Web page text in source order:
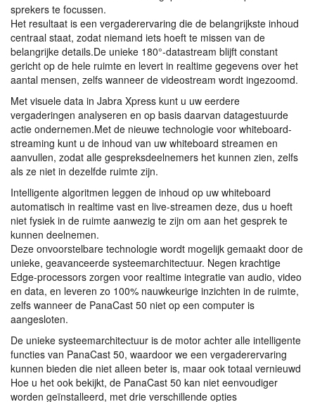
sprekers te focussen.
Het resultaat is een vergaderervaring die de belangrijkste inhoud
centraal staat, zodat niemand iets hoeft te missen van de
belangrijke details.De unieke 180°-datastream blijft constant
gericht op de hele ruimte en levert in realtime gegevens over het
aantal mensen, zelfs wanneer de videostream wordt ingezoomd.
Met visuele data in Jabra Xpress kunt u uw eerdere
vergaderingen analyseren en op basis daarvan datagestuurde
actie ondernemen.Met de nieuwe technologie voor whiteboard-
streaming kunt u de inhoud van uw whiteboard streamen en
aanvullen, zodat alle gespreksdeelnemers het kunnen zien, zelfs
als ze niet in dezelfde ruimte zijn.
Intelligente algoritmen leggen de inhoud op uw whiteboard
automatisch in realtime vast en live-streamen deze, dus u hoeft
niet fysiek in de ruimte aanwezig te zijn om aan het gesprek te
kunnen deelnemen.
Deze onvoorstelbare technologie wordt mogelijk gemaakt door de
unieke, geavanceerde systeemarchitectuur. Negen krachtige
Edge-processors zorgen voor realtime integratie van audio, video
en data, en leveren zo 100% nauwkeurige inzichten in de ruimte,
zelfs wanneer de PanaCast 50 niet op een computer is
aangesloten.
De unieke systeemarchitectuur is de motor achter alle intelligente
functies van PanaCast 50, waardoor we een vergaderervaring
kunnen bieden die niet alleen beter is, maar ook totaal vernieuwd
Hoe u het ook bekijkt, de PanaCast 50 kan niet eenvoudiger
worden geïnstalleerd, met drie verschillende opties